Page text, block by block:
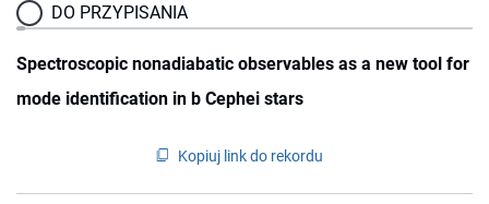
DO PRZYPISANIA
Spectroscopic nonadiabatic observables as a new tool for
mode identification in b Cephei stars
Kopiuj link do rekordu